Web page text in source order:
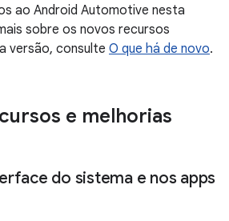
ao Android Automotive nesta
sobre os novos recursos
versão, consulte O que há de novo.
e melhorias
do sistema e nos apps